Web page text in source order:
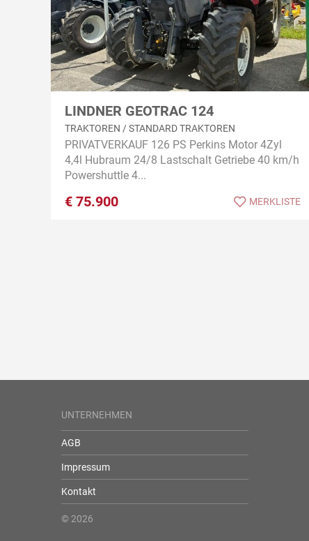
LINDNER GEOTRAC 124
TRAKTOREN / STANDARD TRAKTOREN
PRIVATVERKAUF 126 PS Perkins Motor 4Zyl
4,4l Hubraum 24/8 Lastschalt Getriebe 40 km/h
Powershuttle 4...
€ 75.900 MERKLISTE
UNTERNEHMEN
AGB
Impressum
Kontakt
© 2026